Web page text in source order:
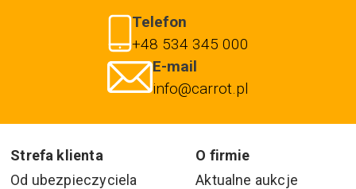
Telefon
+48 534 345 000
E-mail
info@carrot.pl
Strefa klienta
O firmie
Od ubezpieczyciela
Aktualne aukcje